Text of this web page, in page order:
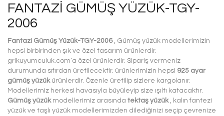
FANTAZI GÜMÜŞ YÜZÜK-TGY-
2006
Fantazi Gümüş Yüzük-TGY-2006, Gümüş yüzük modellerimizin
hepsi birbirinden şık ve özel tasarım ürünlerdir.
grlkuyumculuk.com’a özel ürünlerdir. Sipariş vermeniz
durumunda sıfırdan üretilecektir. ürünlerimizin hepsi 925 ayar
gümüş yüzükürünlerdir. Özenle üretilip sizlere kargolanır.
Modellerimiz herkesi havasıyla büyüleyip size ışıltı katacaktır.
Gümüş yüzükmodellerimiz arasında tektaş yüzük, kalın fantezi
yüzük ve taşlı yüzük modellerimizden dilediğinizi seçip çevrenize